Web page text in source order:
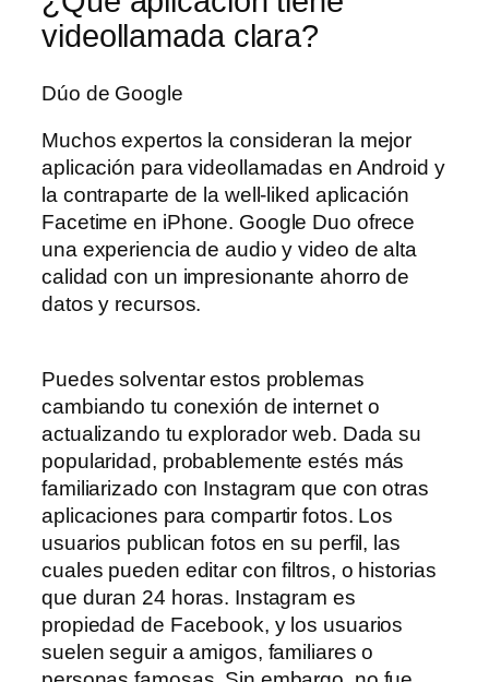
videollamada clara?
Dúo de Google
Muchos expertos la consideran la mejor
aplicación para videollamadas en Android y
la contraparte de la well-liked aplicación
Facetime en iPhone. Google Duo ofrece
una experiencia de audio y video de alta
calidad con un impresionante ahorro de
datos y recursos.
Puedes solventar estos problemas
cambiando tu conexión de internet o
actualizando tu explorador web. Dada su
popularidad, probablemente estés más
familiarizado con Instagram que con otras
aplicaciones para compartir fotos. Los
usuarios publican fotos en su perfil, las
cuales pueden editar con filtros, o historias
que duran 24 horas. Instagram es
propiedad de Facebook, y los usuarios
suelen seguir a amigos, familiares o